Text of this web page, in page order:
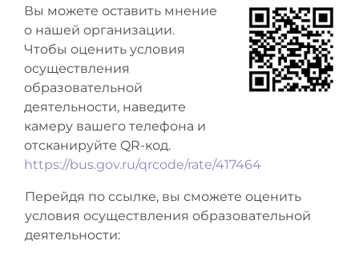
Вы можете оставить мнение
о нашей организации.
Чтобы оценить условия
осуществления
образовательной
деятельности, наведите
камеру вашего телефона и
отсканируйте QR-код.
https://bus.gov.ru/qrcode/rate/417464
Перейдя по ссылке, вы сможете оценить
условия осуществления образовательной
деятельности: